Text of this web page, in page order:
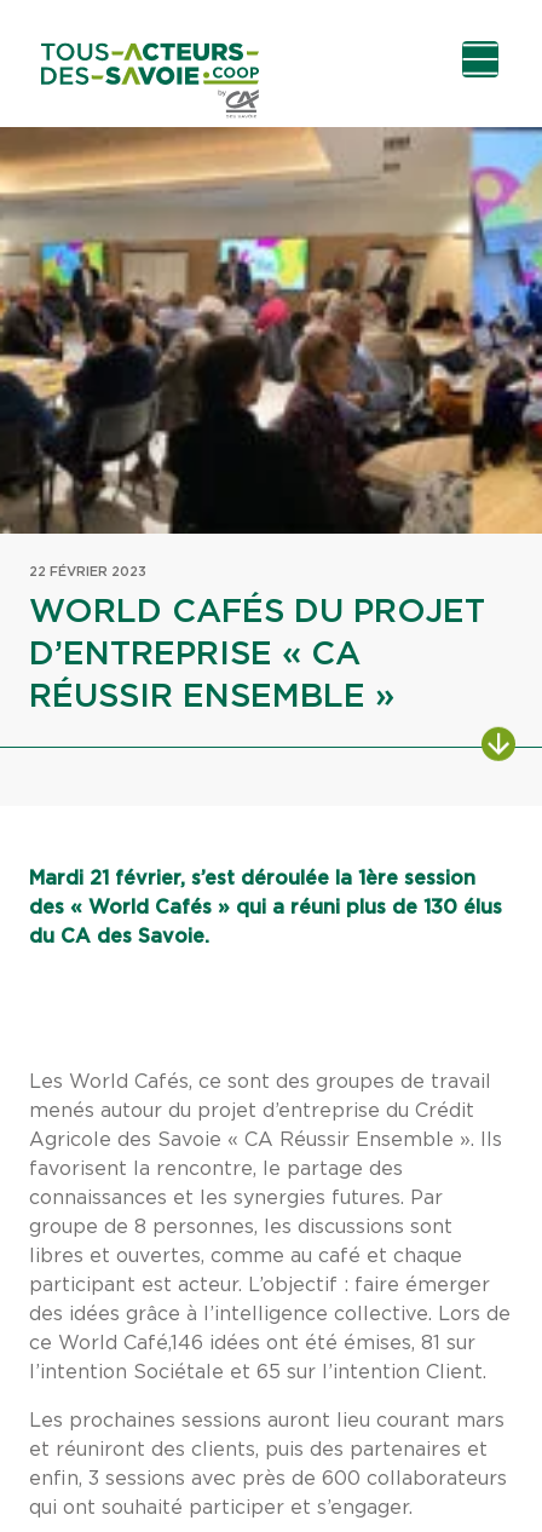
contenu
principal
22 FÉVRIER 2023
WORLD CAFÉS DU PROJET
D’ENTREPRISE « CA
RÉUSSIR ENSEMBLE »
Mardi 21 février, s’est déroulée la 1ère session
des « World Cafés » qui a réuni plus de 130 élus
du CA des Savoie.
Les World Cafés, ce sont des groupes de travail
menés autour du projet d’entreprise du Crédit
Agricole des Savoie « CA Réussir Ensemble ». Ils
favorisent la rencontre, le partage des
connaissances et les synergies futures. Par
groupe de 8 personnes, les discussions sont
libres et ouvertes, comme au café et chaque
participant est acteur. L’objectif : faire émerger
des idées grâce à l’intelligence collective. Lors de
ce World Café,146 idées ont été émises, 81 sur
l’intention Sociétale et 65 sur l’intention Client.
Les prochaines sessions auront lieu courant mars
et réuniront des clients, puis des partenaires et
enfin, 3 sessions avec près de 600 collaborateurs
qui ont souhaité participer et s’engager.